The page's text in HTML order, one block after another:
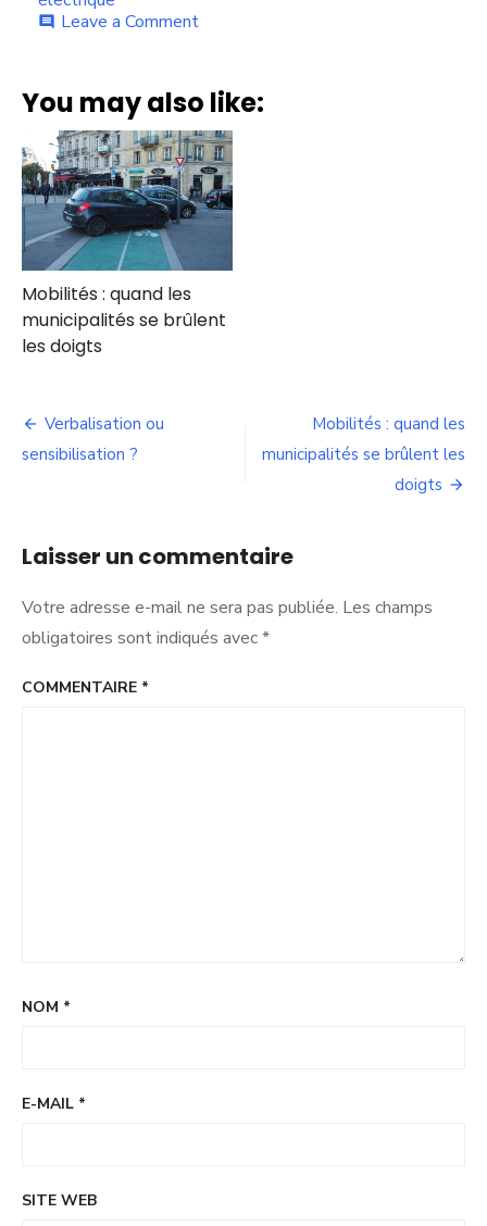
comment Leave a Commenton
la
trottinette
électrique
est-
il
perdu
You may also like:
Mobilités : quand les
municipalités se brûlent
les doigts
Navigation
de
Verbalisation ou
sensibilisation ?
Mobilités : quand les
municipalités se brûlent les
doigts
Laisser un commentaire
Votre adresse e-mail ne sera pas publiée. Les champs
obligatoires sont indiqués avec*
COMMENTAIRE *
NOM *
E-MAIL *
SITE WEB